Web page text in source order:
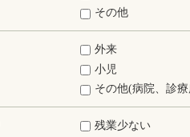
その他
外来
小児
その他(病院、診
残業少ない